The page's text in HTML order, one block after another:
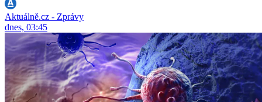
Aktuálně.cz - Zprávy
dnes, 03:45